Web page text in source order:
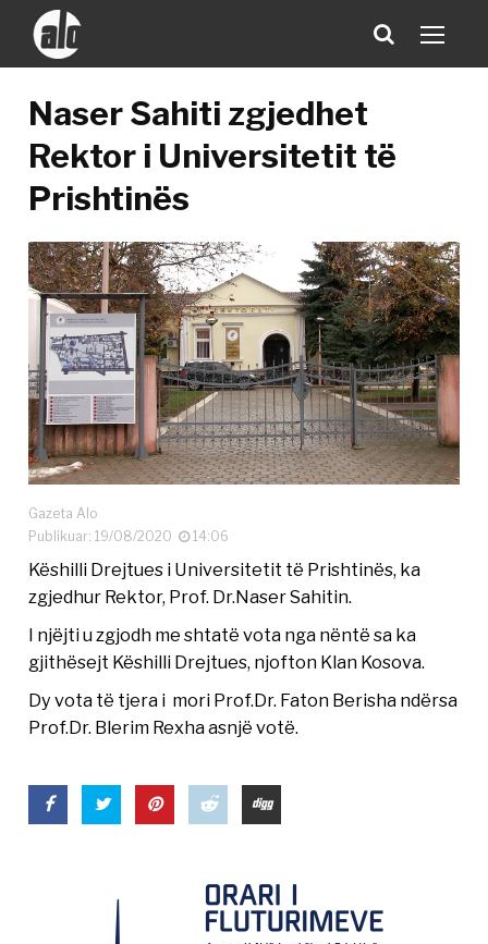
Naser Sahiti zgjedhet
Rektor i Universitetit të
Prishtinës
Gazeta Alo
Publikuar: 19/08/2020
14:06
Këshilli Drejtues i Universitetit të Prishtinës, ka
zgjedhur Rektor, Prof. Dr.Naser Sahitin.
I njëjti u zgjodh me shtatë vota nga nëntë sa ka
gjithësejt Këshilli Drejtues, njofton Klan Kosova.
Dy vota të tjera i mori Prof.Dr. Faton Berisha ndërsa
Prof.Dr. Blerim Rexha asnjë votë.